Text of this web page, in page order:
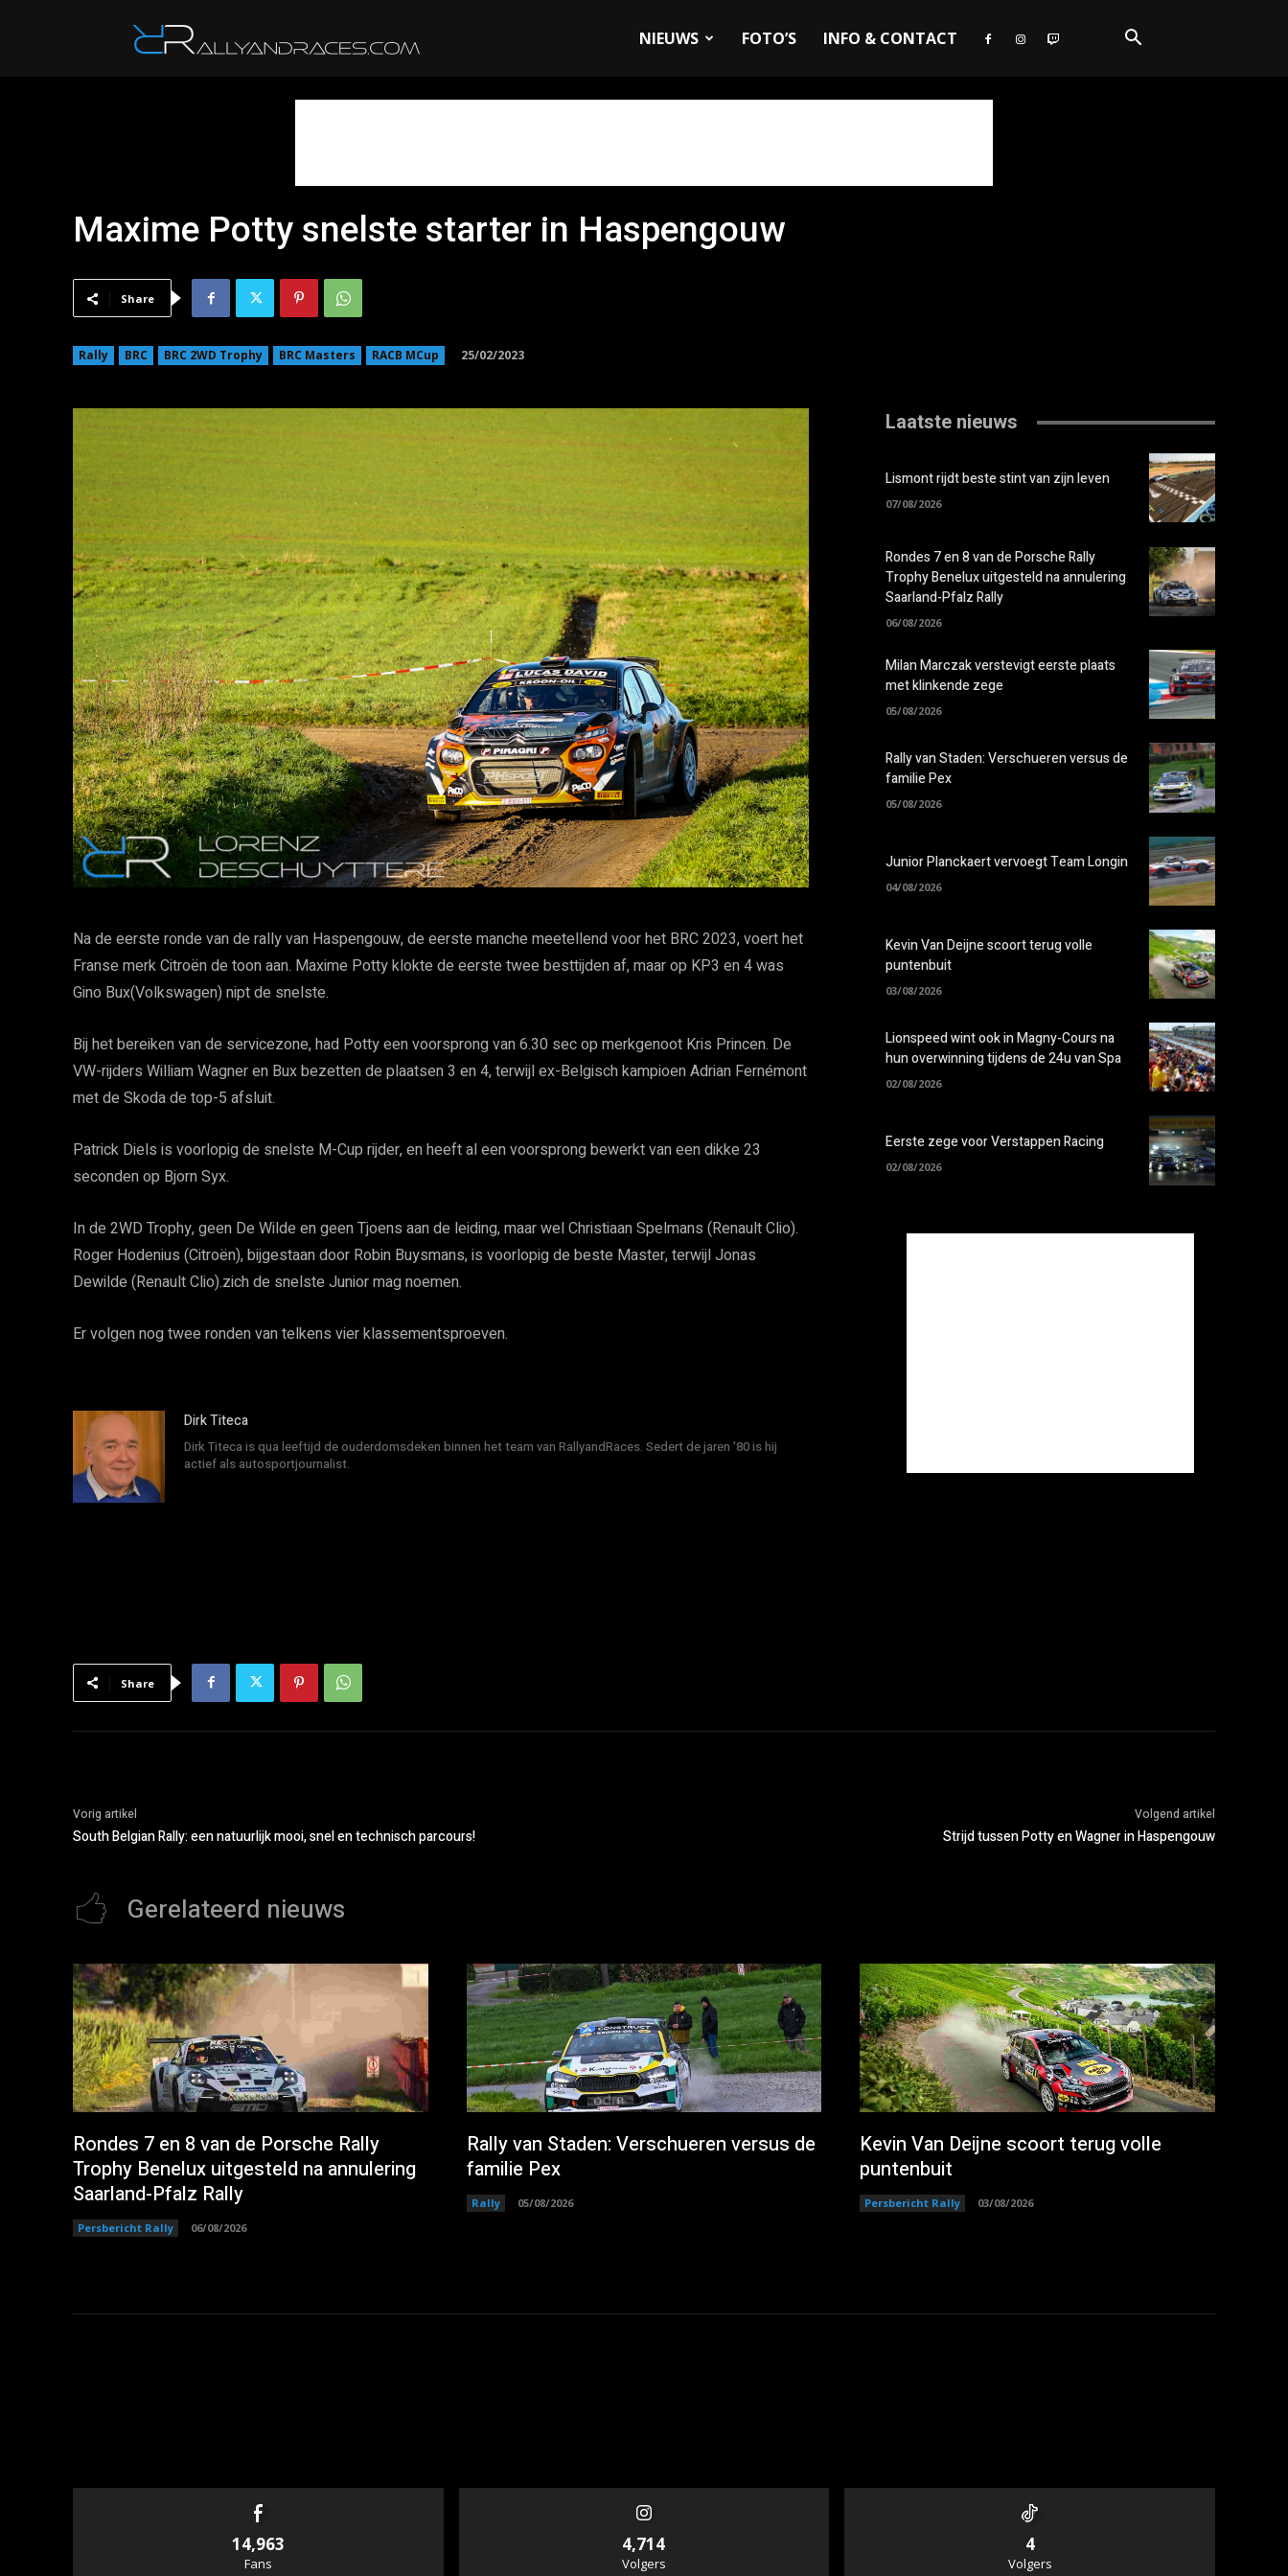
NIEUWS FOTO’S INFO & CONTACT
Maxime Potty snelste starter in Haspengouw
Share
Rally BRC BRC 2WD Trophy BRC Masters RACB MCup 25/02/2023
Na de eerste ronde van de rally van Haspengouw, de eerste manche meetellend voor het BRC 2023, voert het
Franse merk Citroën de toon aan. Maxime Potty klokte de eerste twee besttijden af, maar op KP3 en 4 was
Gino Bux(Volkswagen) nipt de snelste.
Bij het bereiken van de servicezone, had Potty een voorsprong van 6.30 sec op merkgenoot Kris Princen. De
VW-rijders William Wagner en Bux bezetten de plaatsen 3 en 4, terwijl ex-Belgisch kampioen Adrian Fernémont
met de Skoda de top-5 afsluit.
Patrick Diels is voorlopig de snelste M-Cup rijder, en heeft al een voorsprong bewerkt van een dikke 23
seconden op Bjorn Syx.
In de 2WD Trophy, geen De Wilde en geen Tjoens aan de leiding, maar wel Christiaan Spelmans (Renault Clio).
Roger Hodenius (Citroën), bijgestaan door Robin Buysmans, is voorlopig de beste Master, terwijl Jonas
Dewilde (Renault Clio).zich de snelste Junior mag noemen.
Er volgen nog twee ronden van telkens vier klassementsproeven.
Dirk Titeca
Dirk Titeca is qua leeftijd de ouderdomsdeken binnen het team van RallyandRaces. Sedert de jaren '80 is hij
actief als autosportjournalist.
Laatste nieuws
Lismont rijdt beste stint van zijn leven
07/08/2026
Rondes 7 en 8 van de Porsche Rally
Trophy Benelux uitgesteld na annulering
Saarland-Pfalz Rally
06/08/2026
Milan Marczak verstevigt eerste plaats
met klinkende zege
05/08/2026
Rally van Staden: Verschueren versus de
familie Pex
05/08/2026
Junior Planckaert vervoegt Team Longin
04/08/2026
Kevin Van Deijne scoort terug volle
puntenbuit
03/08/2026
Lionspeed wint ook in Magny-Cours na
hun overwinning tijdens de 24u van Spa
02/08/2026
Eerste zege voor Verstappen Racing
02/08/2026
Share
Vorig artikel
South Belgian Rally: een natuurlijk mooi, snel en technisch parcours!
Volgend artikel
Strijd tussen Potty en Wagner in Haspengouw
Gerelateerd nieuws
Rondes 7 en 8 van de Porsche Rally
Trophy Benelux uitgesteld na annulering
Saarland-Pfalz Rally
Persbericht Rally 06/08/2026
Rally van Staden: Verschueren versus de
familie Pex
Rally 05/08/2026
Kevin Van Deijne scoort terug volle
puntenbuit
Persbericht Rally 03/08/2026
14,963
Fans
4,714
Volgers
4
Volgers